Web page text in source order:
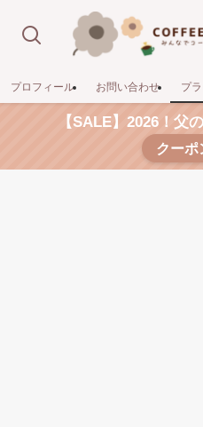
プロフィール お問い合わせ プ
【SALE】2026！父
クーポ